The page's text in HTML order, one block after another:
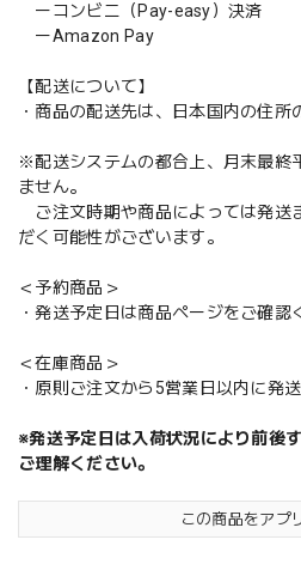
ーコンビニ（Pay-easy）決済
ーAmazon Pay
【配送について】
・商品の配送先は、日本国内の住所
※配送システムの都合上、月末最終
ません。
ご注文時期や商品によっては発送
だく可能性がございます。
＜予約商品＞
・発送予定日は商品ページをご確認
＜在庫商品＞
・原則ご注文から5営業日以内に発
※発送予定日は入荷状況により前後
ご理解ください。
この商品をアプ